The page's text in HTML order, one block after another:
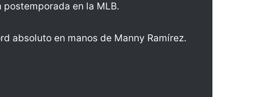
postemporada en la MLB.
absoluto en manos de Manny Ramírez.